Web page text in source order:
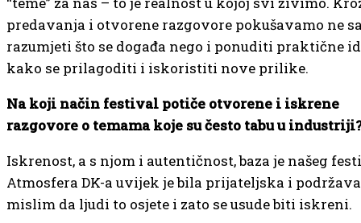
predavanja i otvorene razgovore pokušavamo ne
razumjeti što se događa nego i ponuditi praktične
kako se prilagoditi i iskoristiti nove prilike.
Na koji način festival potiče otvorene i iskrene
razgovore o temama koje su često tabu u
Iskrenost, a s njom i autentičnost, baza je našeg
Atmosfera DK-a uvijek je bila prijateljska i
mislim da ljudi to osjete i zato se usude biti iskreni.